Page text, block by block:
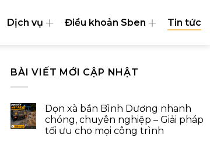
Dịch vụ Điều khoản Sben Tin tức
BÀI VIẾT MỚI CẬP NHẬT
Dọn xà bần Bình Dương nhanh
chóng, chuyên nghiệp – Giải pháp
tối ưu cho mọi công trình